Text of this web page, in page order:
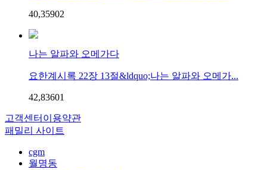
40,35902
나는 알파와 오메가다
요한계시록 22장 13절&ldquo;나는 알파와 오메가...
42,83601
고객센터 이용약관
패밀리 사이트
cgm
월명동